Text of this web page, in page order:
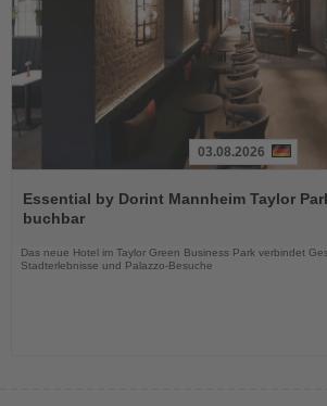
Sie
die
03.08.2026
Essential by Dorint Mannheim Taylor
buchbar
Das neue Hotel im Taylor Green Business Park verbindet
Stadterlebnisse und Palazzo-Besuche